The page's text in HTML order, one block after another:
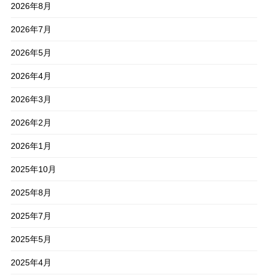
2026年8月
2026年7月
2026年5月
2026年4月
2026年3月
2026年2月
2026年1月
2025年10月
2025年8月
2025年7月
2025年5月
2025年4月